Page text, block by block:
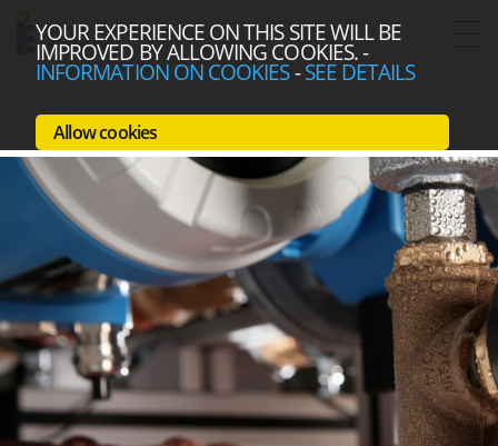
YOUR EXPERIENCE ON THIS SITE WILL BE
IMPROVED BY ALLOWING COOKIES.-
INFORMATION ON COOKIES-SEE DETAILS
Allow cookies